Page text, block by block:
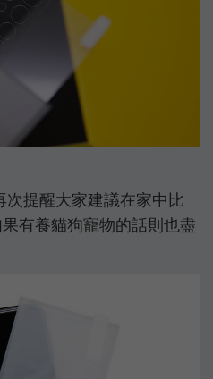
提醒大家建議在家中比
有養貓狗寵物的話則也盡